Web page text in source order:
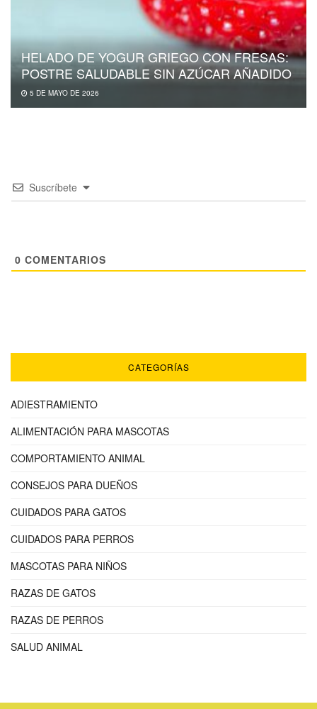
HELADO DE YOGUR GRIEGO CON FRESAS:
POSTRE SALUDABLE SIN AZÚCAR AÑADIDO
5 DE MAYO DE 2026
Suscríbete
0 COMENTARIOS
CATEGORÍAS
ADIESTRAMIENTO
ALIMENTACIÓN PARA MASCOTAS
COMPORTAMIENTO ANIMAL
CONSEJOS PARA DUEÑOS
CUIDADOS PARA GATOS
CUIDADOS PARA PERROS
MASCOTAS PARA NIÑOS
RAZAS DE GATOS
RAZAS DE PERROS
SALUD ANIMAL